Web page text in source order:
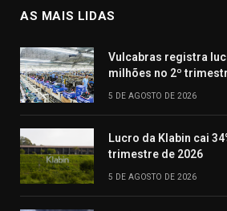
AS MAIS LIDAS
Vulcabras registra
milhões no 2º
5 DE AGOSTO DE 2026
Lucro da Klabin cai
trimestre de 2026
5 DE AGOSTO DE 2026